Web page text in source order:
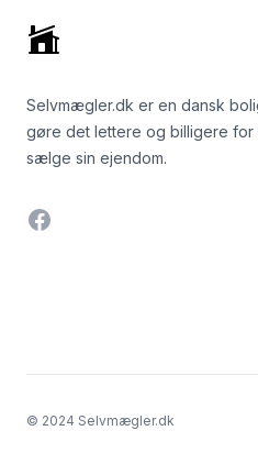
Selvmægler.dk er en dansk
gøre det lettere og billigere
sælge sin ejendom.
Facebook
© 2024 Selvmægler.dk